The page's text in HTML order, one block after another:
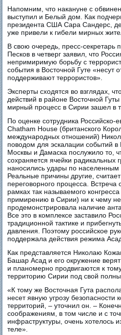
Напомним, что накануне с
выступил и Белый дом. Как
президента США Сара Сандерс,
уже привели к гибели мирных
В свою очередь, пресс-секретарь
Песков в четверг заявил, что
непримиримую борьбу с
события в Восточной Гуте «несут
поддерживают террористов».
Эксперты сходятся во взглядах,
действий в районе Восточной
мирный процесс в Сирии зашел в
По оценке сотрудника Российско-
Chatham House (британского
международных отношений)
поводом для эскалации событий в
Москвы и Дамаска послужило то,
сохраняется ячейки радикальных
наносились удары по
Реальные причины другие,
переговорного процесса. Встреча
рамках так называемого
примирению в Сирии) ни к чему
продемонстрировала наличие
Все это в комплексе заставило
традиционной тактике и
давления. Поэтому российское
поддержала действия режима
Как представляется Николаю
Башар Асад и его окружение
и планомерно продвигаются к
территорию Сирии под свой
«К тому же Восточная Гута
несет явную угрозу
территорий, – уточнил он. –
соображениям, в том числе и с
инфраструктуры, очень хотелось
теле».